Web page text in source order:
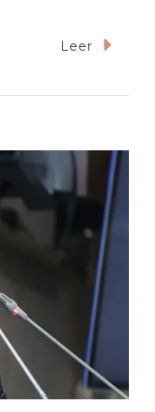
Leer